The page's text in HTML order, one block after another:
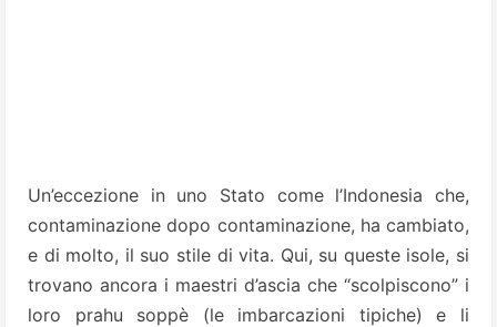
Un’eccezione in uno Stato come l’Indonesia che,
contaminazione dopo contaminazione, ha cambiato,
e di molto, il suo stile di vita. Qui, su queste isole, si
trovano ancora i maestri d’ascia che “scolpiscono” i
loro prahu soppè (le imbarcazioni tipiche) e li